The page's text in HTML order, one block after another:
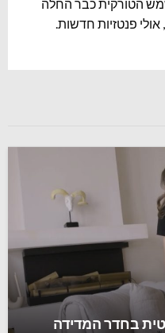
הטורקית כבר החלה
פנטזיות חדשות.
בחדר המדידה